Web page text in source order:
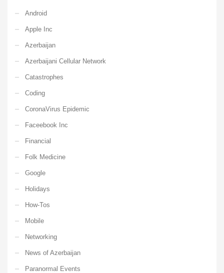
Android
Apple Inc
Azerbaijan
Azerbaijani Cellular Network
Catastrophes
Coding
CoronaVirus Epidemic
Faceebook Inc
Financial
Folk Medicine
Google
Holidays
How-Tos
Mobile
Networking
News of Azerbaijan
Paranormal Events